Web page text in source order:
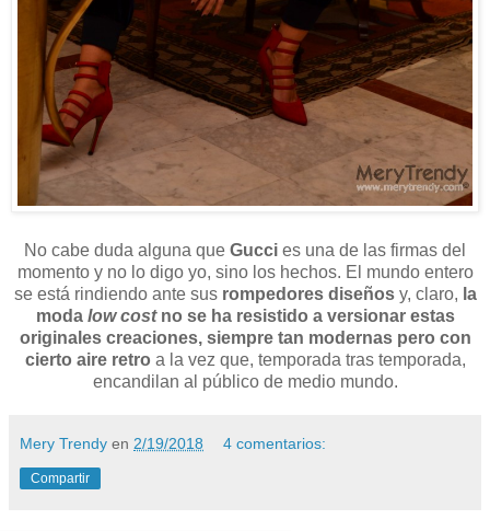
No cabe duda alguna que Gucci es una de las firmas del
momento y no lo digo yo, sino los hechos. El mundo entero
se está rindiendo ante susrompedores diseñosy, claro, la
moda low costno se ha resistido a versionar estas
originales creaciones, siempre tan modernas pero con
cierto aire retro a la vez que, temporada tras temporada,
encandilan al público de medio mundo.
Mery Trendy en 2/19/2018 4 comentarios:
Compartir